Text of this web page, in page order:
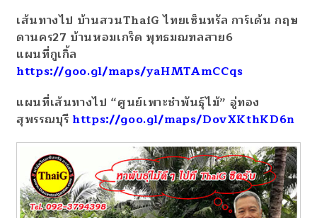
เส้นทางไป บ้านสวนThaiG ไทยเซ็นทรัล การ์เด้น กฤษ
ดานคร27 บ้านหอมเกร็ด พุทธมณฑลสาย6
แผนที่กูเกิ้ล
https://goo.gl/maps/yaHMTAmCCqs
แผนที่เส้นทางไป “ศูนย์เพาะชำพันธุ์ไม้” อู่ทอง
สุพรรณบุรี https://goo.gl/maps/DovXKthKD6n